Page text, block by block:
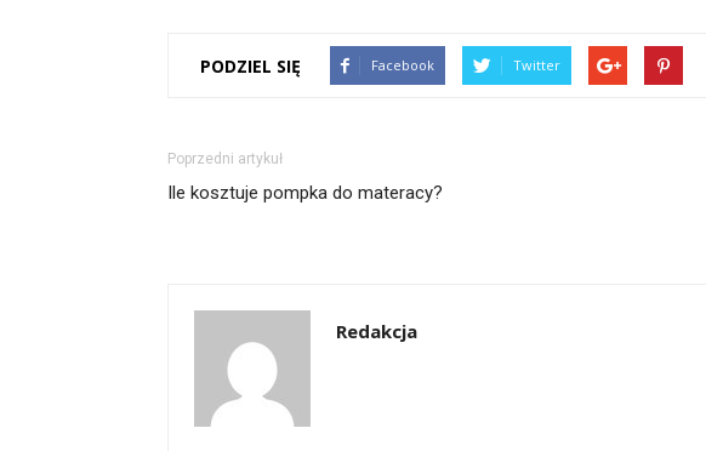
PODZIEL SIĘ Facebook Twitter
Poprzedni artykuł
Ile kosztuje pompka do materacy?
Redakcja